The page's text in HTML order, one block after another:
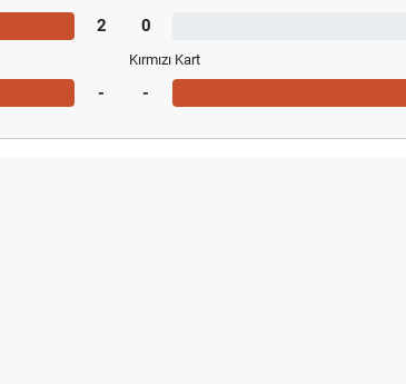
2 0
Kırmızı Kart
- -